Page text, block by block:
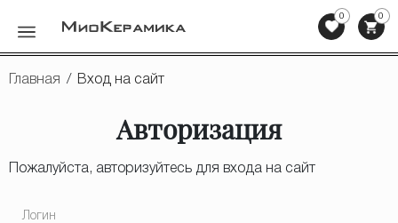
0 0
Главная / Вход на сайт
Авторизация
Пожалуйста, авторизуйтесь для входа на сайт
Логин